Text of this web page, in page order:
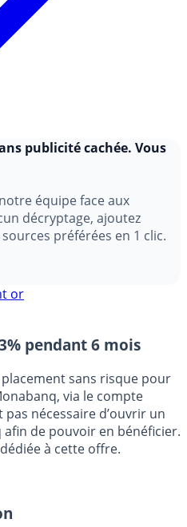
équipe face aux
décryptage, ajoutez
préférées en 1 clic.
or
3% pendant 6 mois
sans risque pour
via le compte
nécessaire d’ouvrir un
à cette offre.